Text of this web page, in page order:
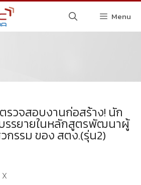
Menu
รวจสอบงานก่อสร้าง! นัก
รรยายในหลักสูตรพัฒนาผู้
รรม ของ สตง.(รุ่น2)
X